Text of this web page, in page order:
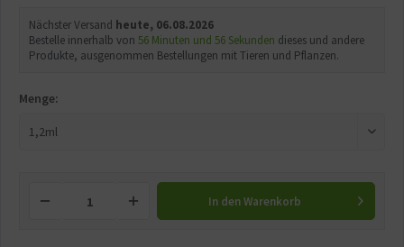
Nächster Versand heute, 06.08.2026
Bestelle innerhalb von 56 Minuten und 55 Sekunden dieses und andere
Produkte, ausgenommen Bestellungen mit Tieren und Pflanzen.
Menge:
In den Warenkorb